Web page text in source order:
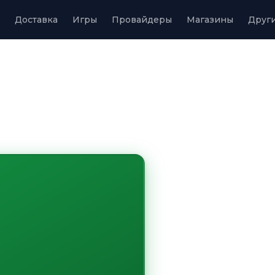
Доставка Игры Провайдеры Магазины